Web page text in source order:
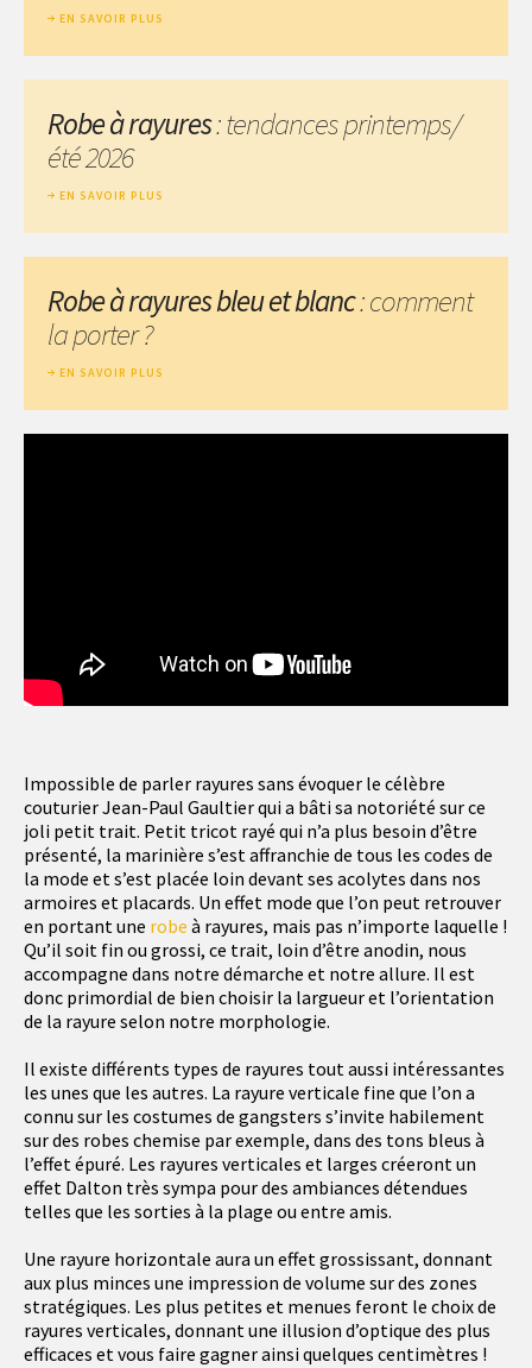
Impossible de parler rayures sans évoquer le célèbre
couturier Jean-Paul Gaultier qui a bâti sa notoriété sur ce
joli petit trait. Petit tricot rayé qui n’a plus besoin d’être
présenté, la marinière s’est affranchie de tous les codes de
la mode et s’est placée loin devant ses acolytes dans nos
armoires et placards. Un effet mode que l’on peut retrouver
en portant une robe à rayures, mais pas n’importe laquelle !
Qu’il soit fin ou grossi, ce trait, loin d’être anodin, nous
accompagne dans notre démarche et notre allure. Il est
donc primordial de bien choisir la largueur et l’orientation
de la rayure selon notre morphologie.
Il existe différents types de rayures tout aussi intéressantes
les unes que les autres. La rayure verticale fine que l’on a
connu sur les costumes de gangsters s’invite habilement
sur des robes chemise par exemple, dans des tons bleus à
l’effet épuré. Les rayures verticales et larges créeront un
effet Dalton très sympa pour des ambiances détendues
telles que les sorties à la plage ou entre amis.
Une rayure horizontale aura un effet grossissant, donnant
aux plus minces une impression de volume sur des zones
stratégiques. Les plus petites et menues feront le choix de
rayures verticales, donnant une illusion d’optique des plus
efficaces et vous faire gagner ainsi quelques centimètres !
EN SAVOIR PLUS
Robe à rayures: tendances printemps/
été 2026
EN SAVOIR PLUS
Robe à rayures bleu et blanc: comment
la porter ?
EN SAVOIR PLUS